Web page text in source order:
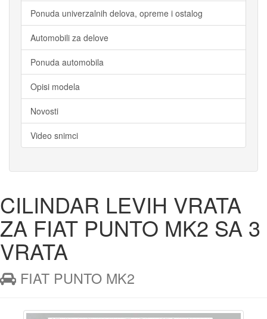
Ponuda univerzalnih delova, opreme i ostalog
Automobili za delove
Ponuda automobila
Opisi modela
Novosti
Video snimci
CILINDAR LEVIH VRATA
ZA FIAT PUNTO MK2 SA 3
VRATA
FIAT PUNTO MK2